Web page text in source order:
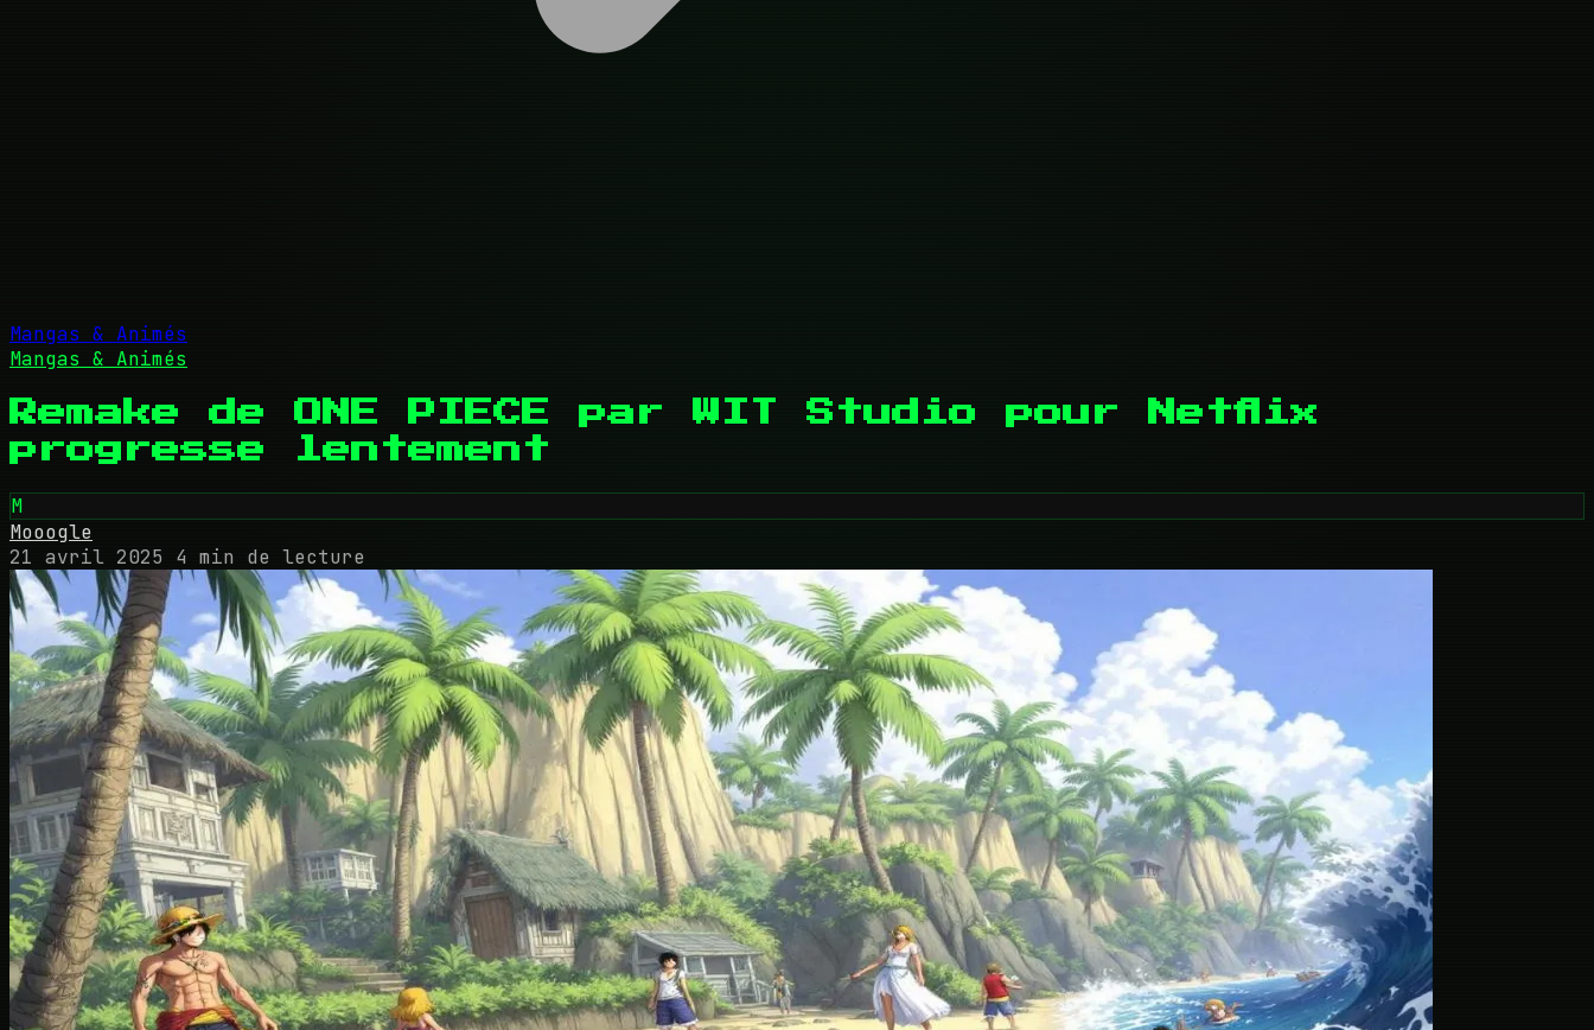
Mangas & Animés
Mangas & Animés
Remake de ONE PIECE par WIT Studio pour Netflix
progresse lentement
M
Mooogle
21 avril 2025
4 min de lecture